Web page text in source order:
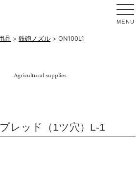
MENU
品 > 鉄砲ノズル> ON100L1
レッド（1ツ穴）L-1